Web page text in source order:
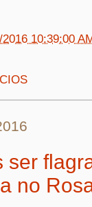
10:39:00
ser
no